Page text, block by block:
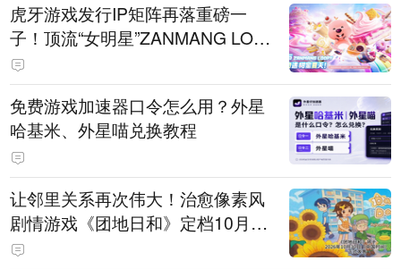
虎牙游戏发行IP矩阵再落重磅一
子！顶流“女明星”ZANMANG LOO
PY 正版3D消除手游《消消奇遇》
惊喜曝光
免费游戏加速器口令怎么用？外星
哈基米、外星喵兑换教程
让邻里关系再次伟大！治愈像素风
剧情游戏《团地日和》定档10月30
日发售